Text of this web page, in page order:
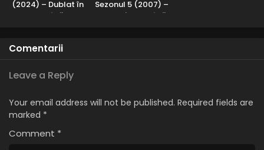
(2024) – Dublat în
Română
Sezonul 5 (2007) –
Dublat în Română
Comentarii
Leave a Reply
Your email address will not be published. Required fields are
marked *
Comment *